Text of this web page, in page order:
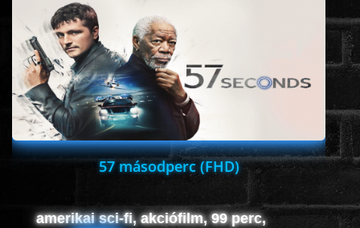
57 másodperc (FHD)
amerikai sci-fi, akciófilm, 99 perc,